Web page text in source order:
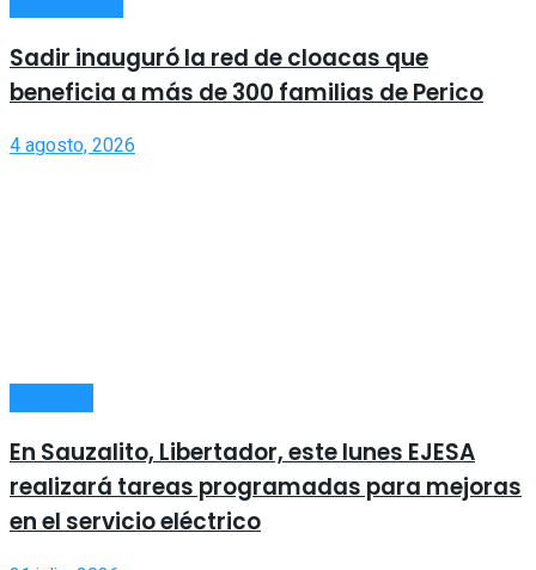
Sadir inauguró la red de cloacas que
beneficia a más de 300 familias de Perico
4 agosto, 2026
En Sauzalito, Libertador, este lunes EJESA
realizará tareas programadas para mejoras
en el servicio eléctrico